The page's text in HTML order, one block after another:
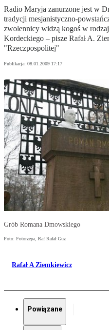
Radio Maryja zanurzone jest w
tradycji mesjanistyczno-
zwolennicy widzą kogoś w
Kordeckiego – pisze Rafał A.
"Rzeczpospolitej"
Publikacja: 08.01.2009 17:17
Grób Romana Dmowskiego
Foto: Fotorzepa, Raf Rafał Guz
Rafał A Ziemkiewicz
Powiązane